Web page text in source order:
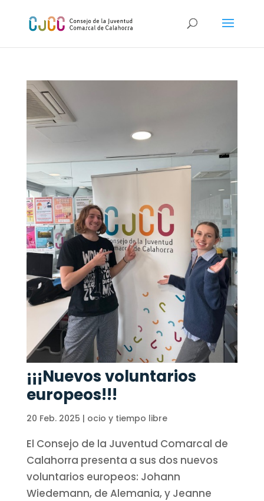
¡¡¡Nuevos voluntarios
europeos!!!
20 Feb. 2025 | ocio y tiempo libre
El Consejo de la Juventud Comarcal de
Calahorra presenta a sus dos nuevos
voluntarios europeos: Johann
Wiedemann, de Alemania, y Jeanne